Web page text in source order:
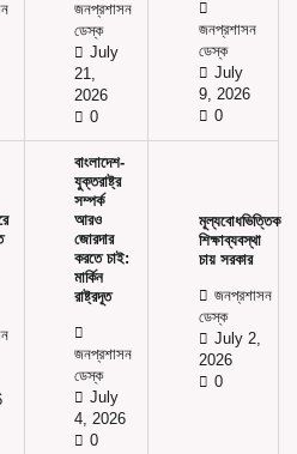
জনপ্রশাসন
ডেস্ক
July
21,
2026
0
জনপ্রশাসন
ডেস্ক
July
9, 2026
0
বাংলাদেশ-
যুক্তরাষ্ট্র
সম্পর্ক
আরও
জোরদার
করতে চাই:
মার্কিন
রাষ্ট্রদূত
জনপ্রশাসন
ডেস্ক
July
4, 2026
0
মূল্যবোধভিত্তিক
শিক্ষাব্যবস্থা
চায় সরকার
জনপ্রশাসন
ডেস্ক
July 2,
2026
0